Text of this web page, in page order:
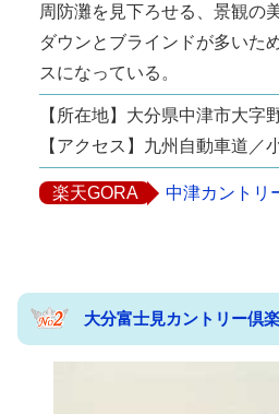
周防灘を見下ろせる、景観の
ダウンとブラインドが多いた
スになっている。
【所在地】大分県中津市大字
【アクセス】九州自動車道／
楽天GORA 中津カントリ
大分富士見カントリー倶